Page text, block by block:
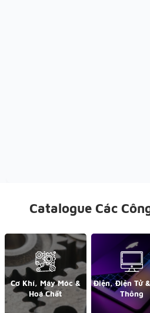
Catalogue Các
Cơ Khí, Máy Móc &
Hoá Chất
Điện, Điện Tử
Thông